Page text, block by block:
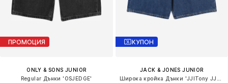
ПРОМОЦИЯ
ONLY & SONS JUNIOR
Regular Дънки 'OSJEDGE'
КУПОН
JACK & JONES JUNIOR